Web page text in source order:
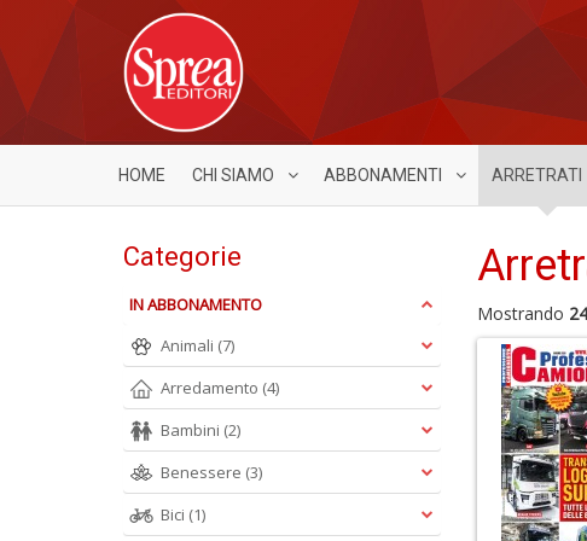
HOME CHI SIAMO ABBONAMENTI ARRETRATI
Mostrando 24
Categorie
IN ABBONAMENTO
Animali (7)
Arredamento (4)
Bambini (2)
Benessere (3)
Bici (1)